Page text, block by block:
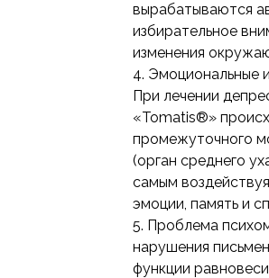
вырабатываются
избирательное
изменения
4. Эмоциональные
При лечении
«Tomatis®»
промежуточного
(орган среднего
самым
эмоции, память и
5. Проблема
нарушения
функции